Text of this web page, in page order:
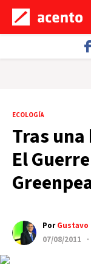
ECOLOGÍA
Tras
El
PorGustavo
07/08/2011